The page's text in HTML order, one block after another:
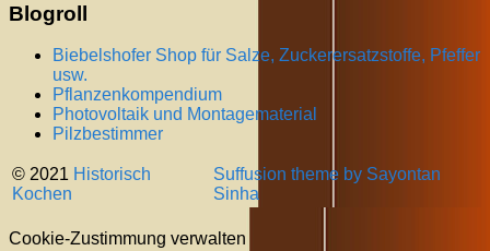
Blogroll
Biebelshofer Shop für Salze, Zuckerersatzstoffe, Pfeffer
usw.
Pflanzenkompendium
Photovoltaik und Montagematerial
Pilzbestimmer
© 2021 Historisch
Kochen
Suffusion theme by Sayontan
Sinha
Cookie-Zustimmung verwalten